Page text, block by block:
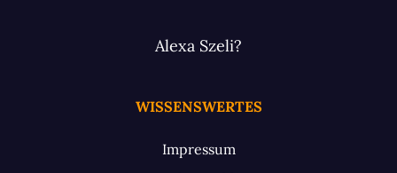
Alexa Szeli?
WISSENSWERTES
Impressum